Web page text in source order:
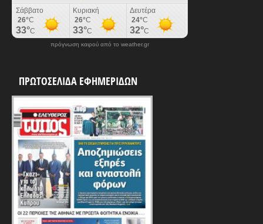
πρόγνωση καιρού από το weather.gr
ΠΡΩΤΟΣΕΛΙΔΑ ΕΦΗΜΕΡΙΔΩΝ